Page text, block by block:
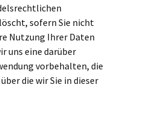
sofern Sie nicht
Nutzung Ihrer Daten
uns eine darüber
vorbehalten, die
die wir Sie in dieser